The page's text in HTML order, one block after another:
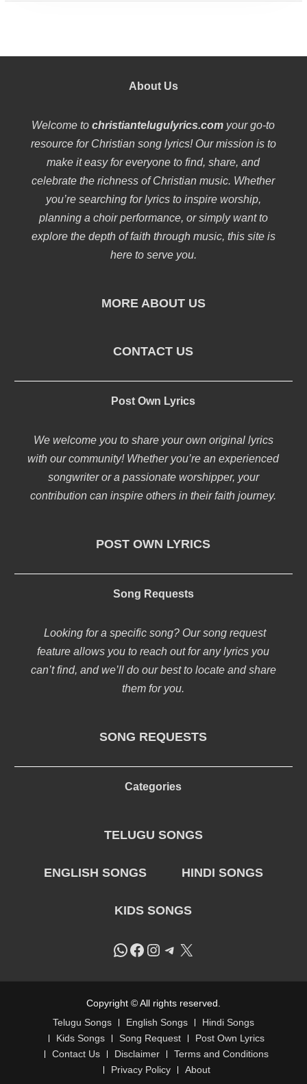
About Us
Welcome tochristiantelugulyrics.com your go-to
resource for Christian song lyrics! Our mission is to
make it easy for everyone to find, share, and
celebrate the richness of Christian music. Whether
you’re searching for lyrics to inspire worship,
planning a choir performance, or simply want to
explore the depth of faith through music, this site is
here to serve you.
MORE ABOUT US
CONTACT US
Post Own Lyrics
We welcome you to share your own original lyrics
with our community! Whether you’re an experienced
songwriter or a passionate worshipper, your
contribution can inspire others in their faith journey.
POST OWN LYRICS
Song Requests
Looking for a specific song? Our song request
feature allows you to reach out for any lyrics you
can’t find, and we’ll do our best to locate and share
them for you.
SONG REQUESTS
Categories
TELUGU SONGS
ENGLISH SONGS HINDI SONGS
KIDS SONGS
WhatsApp
Facebook
Instagram
Telegram
X
Copyright © All rights reserved.
Telugu Songs
English Songs
Hindi Songs
Kids Songs
Song Request
Post Own Lyrics
Contact Us
Disclaimer
Terms and Conditions
Privacy Policy
About